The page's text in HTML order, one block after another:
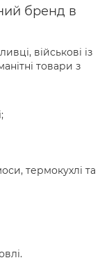
бренд в
військові із
товари з
термокухлі та